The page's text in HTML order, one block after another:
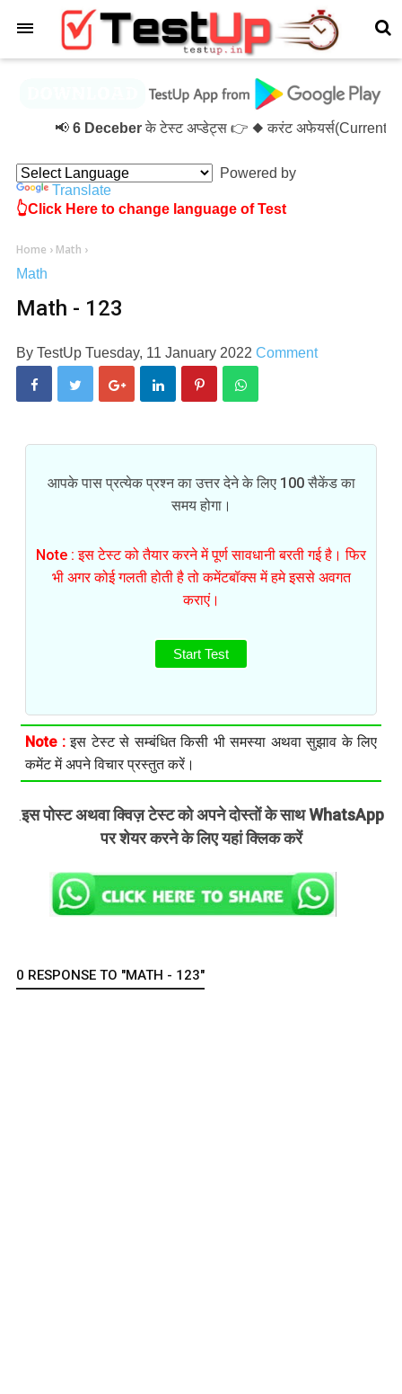
6 Deceberके टेस्ट अप्डेट्स 👉 ◆ करंट अफेयर्स(Current
Powered by
Translate
👆Click Here to change language of Test
Home › Math ›
Math
Math - 123
By TestUp Tuesday, 11 January 2022 Comment
आपके पास प्रत्येक प्रश्न का उत्तर देने के लिए 100 सैकेंड का
समय होगा।
Note : इस टेस्ट को तैयार करने में पूर्ण सावधानी बरती गई है। फिर
भी अगर कोई गलती होती है तो कमेंटबॉक्स में हमे इससे अवगत
कराएं।
Start Test
Note :इस टेस्ट से सम्बंधित किसी भी समस्या अथवा सुझाव के लिए
कमेंट में अपने विचार प्रस्तुत करें।
.इस पोस्ट अथवा क्विज़ टेस्ट को अपने दोस्तों के साथ WhatsApp
पर शेयर करने के लिए यहां क्लिक करें
0 RESPONSE TO "MATH - 123"